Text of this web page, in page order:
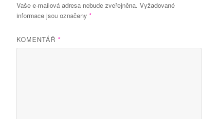
Vaše e-mailová adresa nebude zveřejněna. Vyžadované
informace jsou označeny*
KOMENTÁŘ*